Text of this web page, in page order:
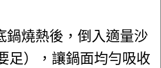
鍋燒熱後，倒入適量沙
足），讓鍋面均勻吸收